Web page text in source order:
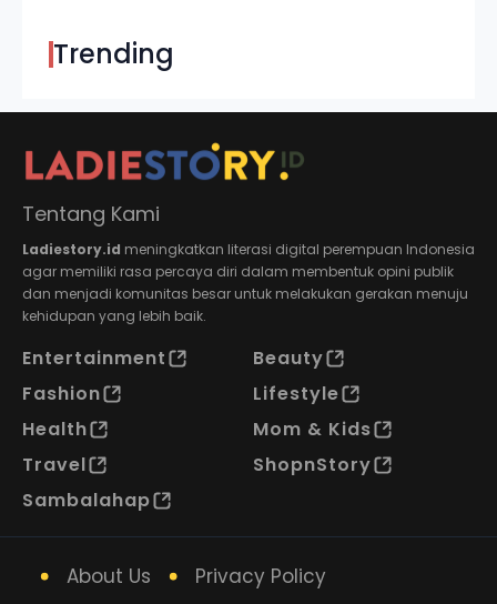
Trending
Tentang Kami
Ladiestory.id meningkatkan literasi digital perempuan Indonesia
agar memiliki rasa percaya diri dalam membentuk opini publik
dan menjadi komunitas besar untuk melakukan gerakan menuju
kehidupan yang lebih baik.
Entertainment
Beauty
Fashion
Lifestyle
Health
Mom & Kids
Travel
ShopnStory
Sambalahap
About Us Privacy Policy